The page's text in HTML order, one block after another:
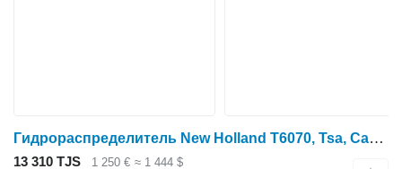
Гидрораспределитель New Holland T6070, Tsa, Case Mxu, Hydraulic Control Valve 5197153, 48076047 для трактора колесного T6070
13 310 TJS 1 250 € ≈ 1 444 $